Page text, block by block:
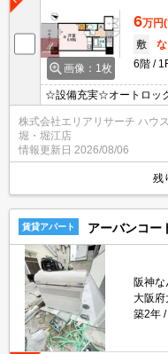
画像：1枚
6万円
敷
6階
☆設備充実☆オートロッ
株式会社エリアリサーチ ハウ
堀・堀江店
情報更新日 2026/08/06
残
賃貸アパート アーバンコー
阪神
大阪府
築2年